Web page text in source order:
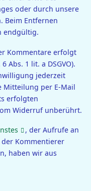
oder durch unsere
Beim Entfernen
endgültig.
Kommentare erfolgt
Abs. 1 lit. a DSGVO).
jederzeit
Mitteilung per E-Mail
erfolgten
Widerruf unberührt.
, der Aufrufe an
Kommentierer
haben wir aus